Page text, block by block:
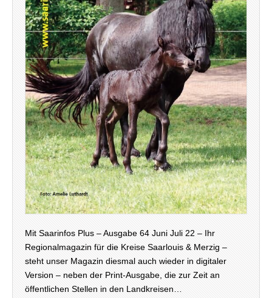
Mit Saarinfos Plus – Ausgabe 64 Juni Juli 22 – Ihr
Regionalmagazin für die Kreise Saarlouis & Merzig –
steht unser Magazin diesmal auch wieder in digitaler
Version – neben der Print-Ausgabe, die zur Zeit an
öffentlichen Stellen in den Landkreisen…